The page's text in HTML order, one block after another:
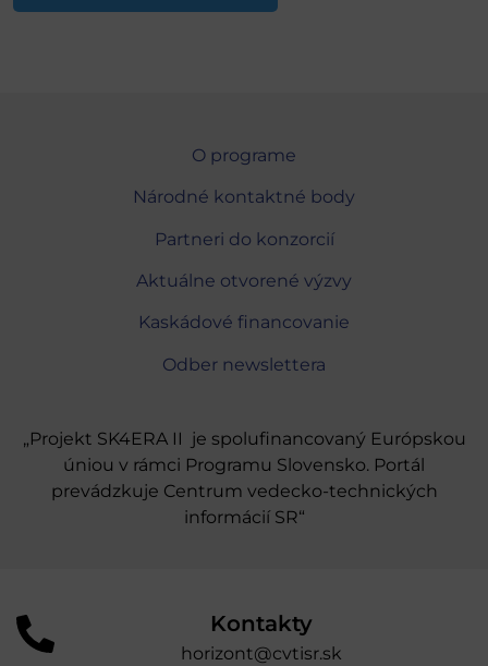
O programe
Národné kontaktné body
Partneri do konzorcií
Aktuálne otvorené výzvy
Kaskádové financovanie
Odber newslettera
„Projekt SK4ERA II je spolufinancovaný Európskou
úniou v rámci Programu Slovensko. Portál
prevádzkuje Centrum vedecko-technických
informácií SR“
Kontakty
horizont@cvtisr.sk